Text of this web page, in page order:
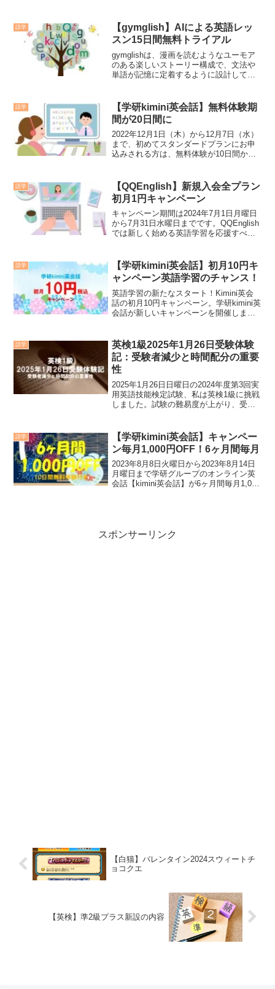
語学
【gymglish】AIによる英語レッ
スン15日間無料トライアル
gymglishは、漫画を読むようなユーモア
のある楽しいストーリー構成で、文法や
単語が記憶に定着するように設計してい
れています。
語学
【学研kimini英会話】無料体験期
間が20日間に
2022年12月1日（木）から12月7日（水）
まで、初めてスタンダードプランにお申
込みされる方は、無料体験が10日間から
する小学生からビジネス英語を学ぶ大人
まで幅広く受講できます。オンライン英
会話を始めたいと思っている人はチャン
スです。
語学
【QQEnglish】新規入会全プラン
初月1円キャンペーン
キャンペーン期間は2024年7月1日月曜日
から7月31日水曜日までです。QQEnglish
では新しく始める英語学習を応援すべく
クレジットカードの登録は必要ありませ
ん。
語学
【学研kimini英会話】初月10円キ
ャンペーン英語学習のチャンス！
英語学習の新たなスタート！Kimini英会
話の初月10円キャンペーン。学研kimini英
会話が新しいキャンペーンを開催しまし
税込となります。まずは無料体験から始
めましょう。
語学
英検1級2025年1月26日受験体験
記：受験者減少と時間配分の重要
性
2025年1月26日日曜日の2024年度第3回実
用英語技能検定試験、私は英検1級に挑戦
しました。試験の難易度が上がり、受験
長文問題で時間が足らなくなりました。
この経験を通じて、時間配分の重要性を
痛感しました。この記事では、私の受験
体験をもとに、英検1級の英作文と要約問
題に対する時間配分の重要性を詳しく解
説します。
語学
【学研kimini英会話】キャンペー
ン毎月1,000円OFF！6ヶ月間毎月
2023年8月8日火曜日から2023年8月14日
月曜日まで学研グループのオンライン英
会話【kimini英会話】が6ヶ月間毎月1,000
スポンサーリンク
【白猫】バレンタイン2024スウィートチ
ョコクエ
【英検】準2級プラス新設の内容